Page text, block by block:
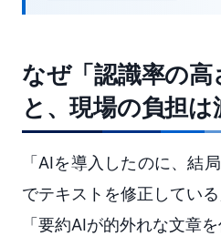
なぜ「認識率の
と、現場の負担
「AIを導入したのに、結
でテキストを修正している
「要約AIが的外れな文章